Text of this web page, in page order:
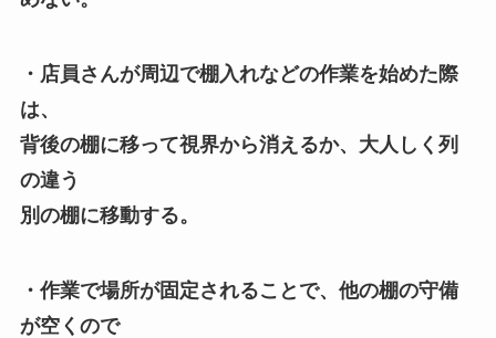
・店員さんが周辺で棚入れなどの作業を始めた際
は、
背後の棚に移って視界から消えるか、大人しく列
の違う
別の棚に移動する。
・作業で場所が固定されることで、他の棚の守備
が空くので